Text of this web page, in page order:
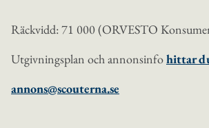
Räckvidd: 71 000 (ORVESTO
Utgivningsplan och annonsinfohittar
annons@scouterna.se